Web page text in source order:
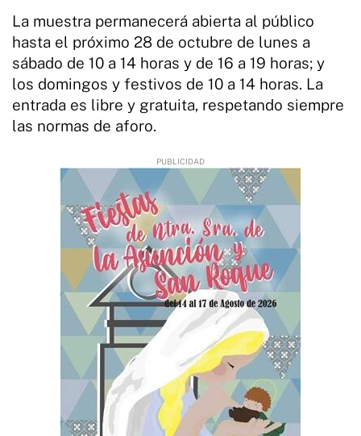
La muestra permanecerá abierta al público
hasta el próximo 28 de octubre de lunes a
sábado de 10 a 14 horas y de 16 a 19 horas; y
los domingos y festivos de 10 a 14 horas. La
entrada es libre y gratuita, respetando siempre
las normas de aforo.